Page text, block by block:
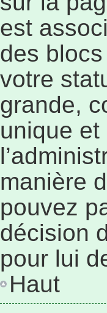
est
des
votre
grande,
unique et
manière
pouvez
décision
pour lui
Haut